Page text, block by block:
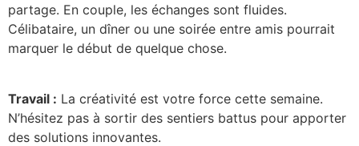
partage. En couple, les échanges sont fluides.
Célibataire, un dîner ou une soirée entre amis pourrait
marquer le début de quelque chose.
Travail : La créativité est votre force cette semaine.
N’hésitez pas à sortir des sentiers battus pour apporter
des solutions innovantes.